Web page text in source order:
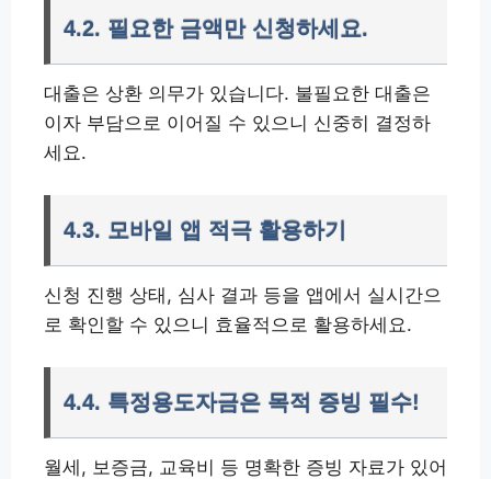
4.2. 필요한 금액만 신청하세요.
대출은 상환 의무가 있습니다. 불필요한 대출은
이자 부담으로 이어질 수 있으니 신중히 결정하
세요.
4.3. 모바일 앱 적극 활용하기
신청 진행 상태, 심사 결과 등을 앱에서 실시간으
로 확인할 수 있으니 효율적으로 활용하세요.
4.4. 특정용도자금은 목적 증빙 필수!
월세, 보증금, 교육비 등 명확한 증빙 자료가 있어